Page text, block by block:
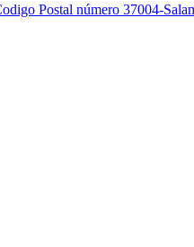
Postal número 37004-